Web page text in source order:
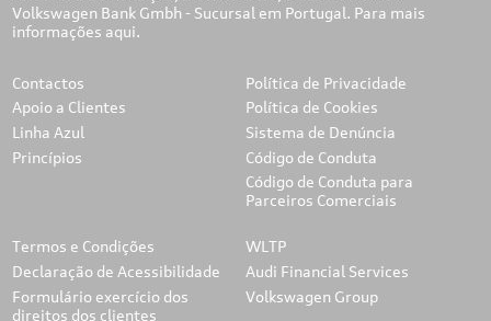
Volkswagen Bank Gmbh - Sucursal em Portugal. Para mais
informações aqui.
Contactos
Apoio a Clientes
Linha Azul
Princípios
Política de Privacidade
Política de Cookies
Sistema de Denúncia
Código de Conduta
Código de Conduta para
Parceiros Comerciais
Termos e Condições
Declaração de Acessibilidade
Formulário exercício dos
direitos dos clientes
WLTP
Audi Financial Services
Volkswagen Group